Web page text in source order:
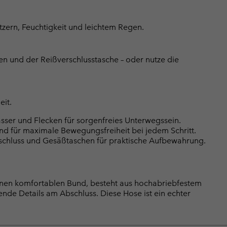
Feuchtigkeit und leichtem Regen.
und der Reißverschlusstasche – oder nutze die
und Flecken für sorgenfreies Unterwegssein.
für maximale Bewegungsfreiheit bei jedem Schritt.
und Gesäßtaschen für praktische Aufbewahrung.
komfortablen Bund, besteht aus hochabriebfestem
Details am Abschluss. Diese Hose ist ein echter